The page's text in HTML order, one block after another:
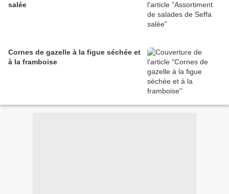
salée
Cornes de gazelle à la figue séchée et
à la framboise